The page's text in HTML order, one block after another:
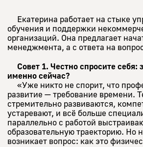
Екатерина работает на стыке
обучения и поддержки
организаций. Она предлагает
менеджмента, а с ответа на
Совет 1. Честно спросите себя:
именно сейчас?
«Уже никто не спорит, что
развитие — требование времени.
стремительно развиваются,
устаревают, и всё больше
параллельно с работой
образовательную траекторию. Но
возникает вопрос: как это